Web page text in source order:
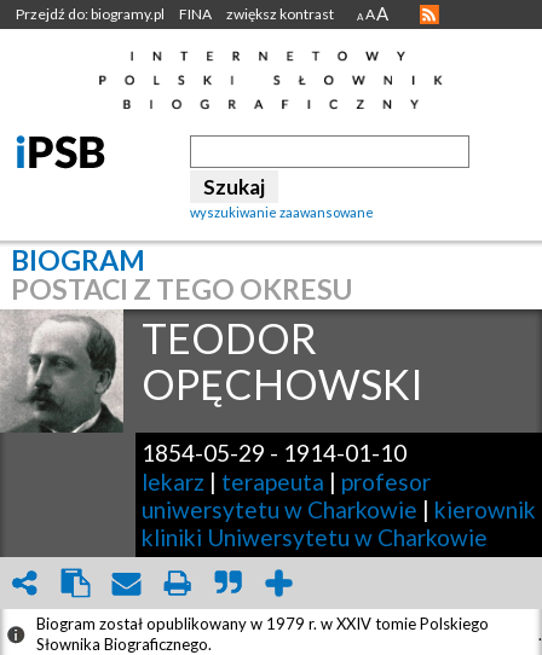
Przejdź do: biogramy.pl FINA zwiększ kontrast A AA
wyszukiwanie zaawansowane
BIOGRAM
POSTACI Z TEGO OKRESU
TEODOR
OPĘCHOWSKI
1854-05-29 - 1914-01-10
lekarz | terapeuta | profesor
uniwersytetu w Charkowie | kierownik
kliniki Uniwersytetu w Charkowie
Biogram został opublikowany w 1979 r. w XXIV tomie Polskiego
Słownika Biograficznego.
.